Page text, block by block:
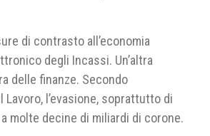
di contrasto all’economia
degli Incassi. Un’altra
delle finanze. Secondo
l’evasione, soprattutto di
molte decine di miliardi di corone.